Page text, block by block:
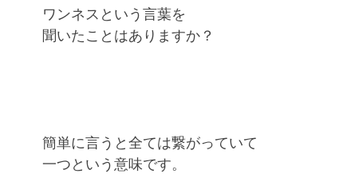
ワンネスという言葉を
聞いたことはありますか？
簡単に言うと全ては繋がっていて
一つという意味です。